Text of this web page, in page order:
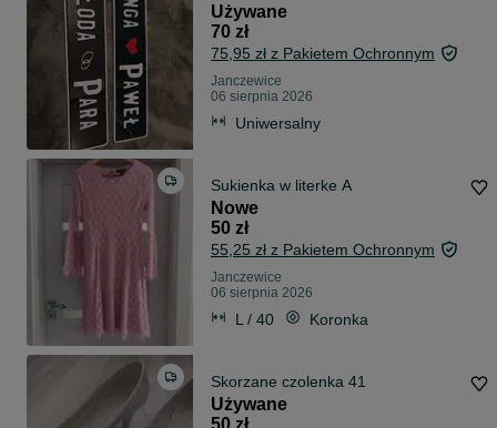
Używane
70 zł
75,95 zł z Pakietem Ochronnym
Janczewice
06 sierpnia 2026
Uniwersalny
Sukienka w literke A
Nowe
50 zł
55,25 zł z Pakietem Ochronnym
Janczewice
06 sierpnia 2026
L / 40 Koronka
Skorzane czolenka 41
Używane